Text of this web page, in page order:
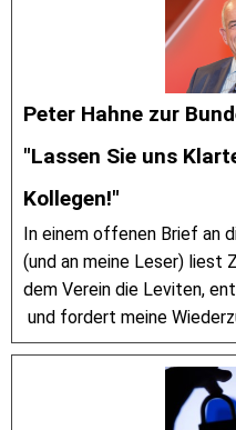
Peter Hahne zur
"Lassen Sie uns
Kollegen!"
In einem offenen Brief an
(und an meine Leser) liest
dem Verein die Leviten,
und fordert meine